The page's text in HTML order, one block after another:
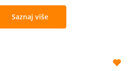
Saznaj više